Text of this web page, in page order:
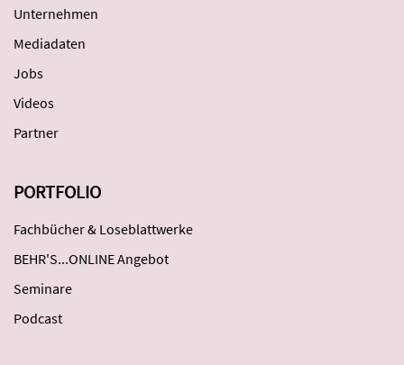
Unternehmen
Mediadaten
Jobs
Videos
Partner
PORTFOLIO
Fachbücher & Loseblattwerke
BEHR'S...ONLINE Angebot
Seminare
Podcast